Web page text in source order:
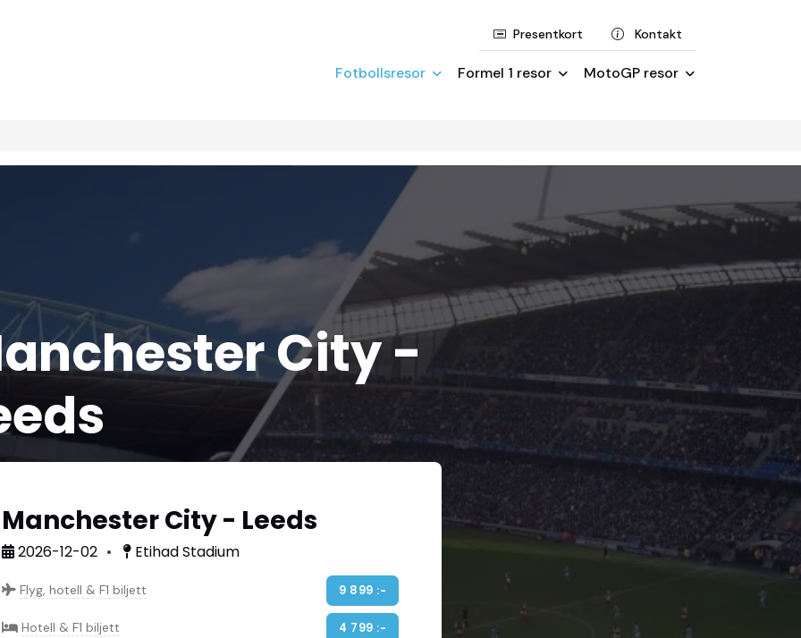
Presentkort Kontakt
Fotbollsresor Formel 1 resor MotoGP resor
City -
Manchester City - Leeds
2026-12-02 Etihad Stadium
Flyg, hotell & F1 biljett 9 899 :-
Hotell & F1 biljett 4 799 :-